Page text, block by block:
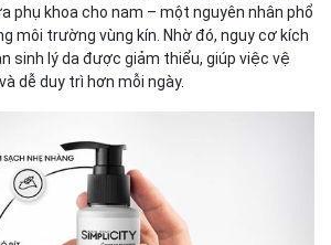
phụ khoa cho nam – một nguyên nhân phổ
môi trường vùng kín. Nhờ đó, nguy cơ kích
sinh lý da được giảm thiểu, giúp việc vệ
dễ duy trì hơn mỗi ngày.